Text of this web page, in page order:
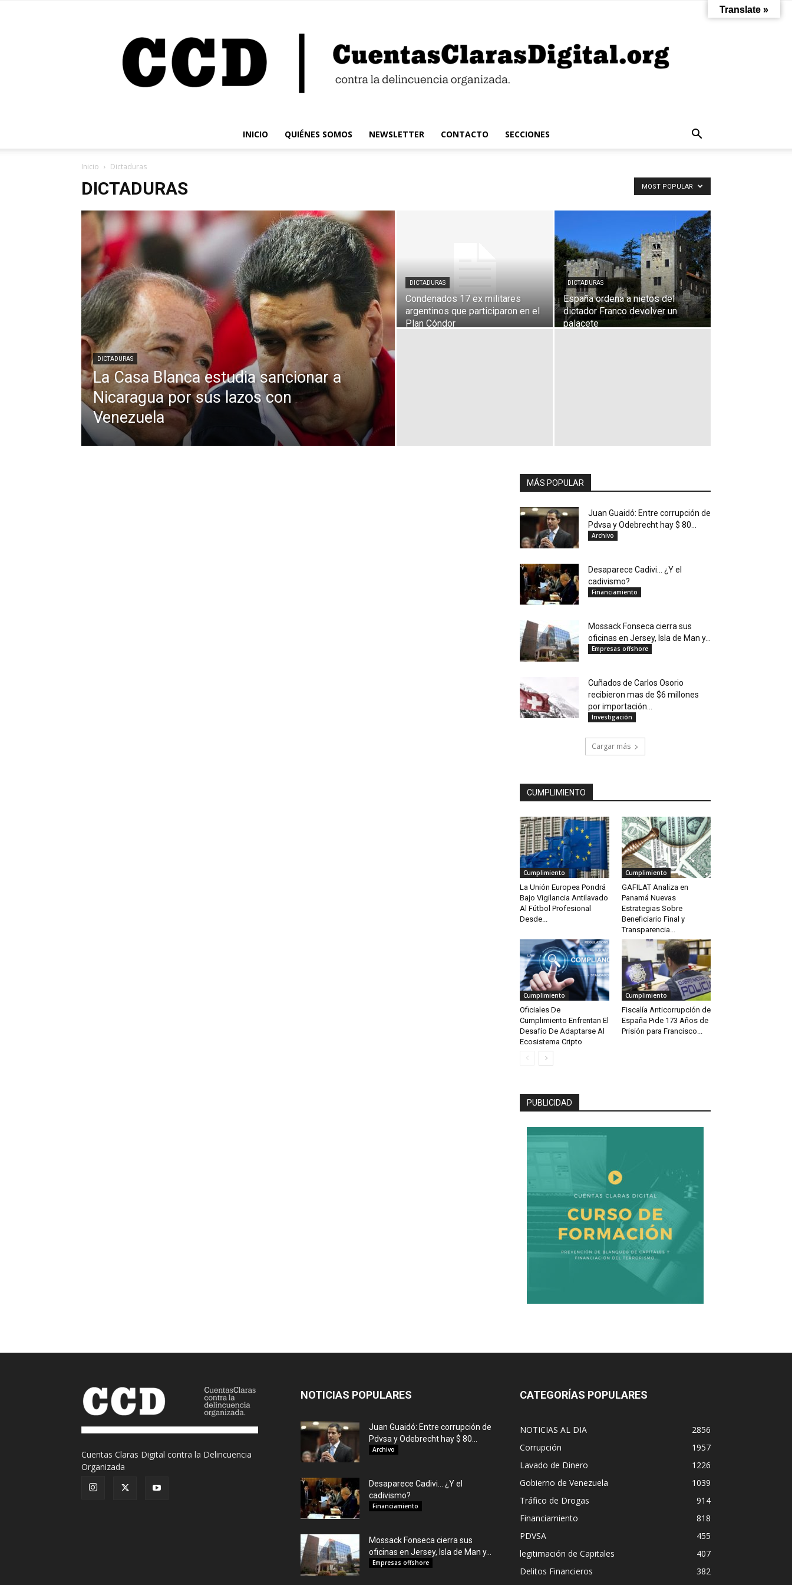
Digital
INICIO QUIÉNES SOMOS NEWSLETTER CONTACTO SECCIONES
Inicio Dictaduras
DICTADURAS MOST POPULAR
DICTADURAS
La Casa Blanca estudia sancionar a
Nicaragua por sus lazos con
Venezuela
DICTADURAS
Condenados 17 ex militares
argentinos que participaron en el
Plan Cóndor
DICTADURAS
España ordena a nietos del
dictador Franco devolver un
palacete
MÁS POPULAR
Juan Guaidó: Entre corrupción de
Pdvsa y Odebrecht hay $ 80...
Archivo
Desaparece Cadivi… ¿Y el
cadivismo?
Financiamiento
Mossack Fonseca cierra sus
oficinas en Jersey, Isla de Man y...
Empresas offshore
Cuñados de Carlos Osorio
recibieron mas de $6 millones
por importación...
Investigación
Cargar más
CUMPLIMIENTO
Cumplimiento
La Unión Europea Pondrá
Bajo Vigilancia Antilavado
Al Fútbol Profesional
Desde...
Cumplimiento
GAFILAT Analiza en
Panamá Nuevas
Estrategias Sobre
Beneficiario Final y
Transparencia...
Cumplimiento
Oficiales De
Cumplimiento Enfrentan El
Desafío De Adaptarse Al
Ecosistema Cripto
Cumplimiento
Fiscalía Anticorrupción de
España Pide 173 Años de
Prisión para Francisco...
PUBLICIDAD
Cuentas Claras Digital contra la Delincuencia
Organizada
NOTICIAS POPULARES
Juan Guaidó: Entre corrupción de
Pdvsa y Odebrecht hay $ 80...
Archivo
Desaparece Cadivi… ¿Y el
cadivismo?
Financiamiento
Mossack Fonseca cierra sus
oficinas en Jersey, Isla de Man y...
Empresas offshore
CATEGORÍAS POPULARES
NOTICIAS AL DIA
2856
Corrupción
1957
Lavado de Dinero
1226
Gobierno de Venezuela
1039
Tráfico de Drogas
914
Financiamiento
818
PDVSA
455
legitimación de Capitales
407
Delitos Financieros
382
Translate »